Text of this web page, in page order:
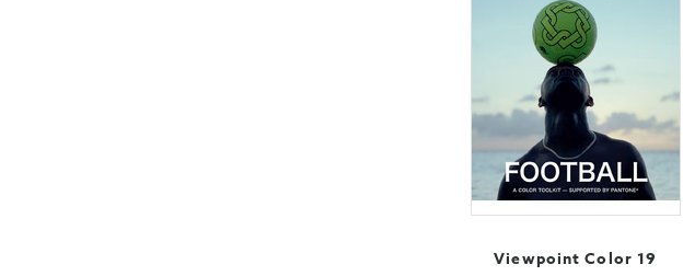
Viewpoint Color 19